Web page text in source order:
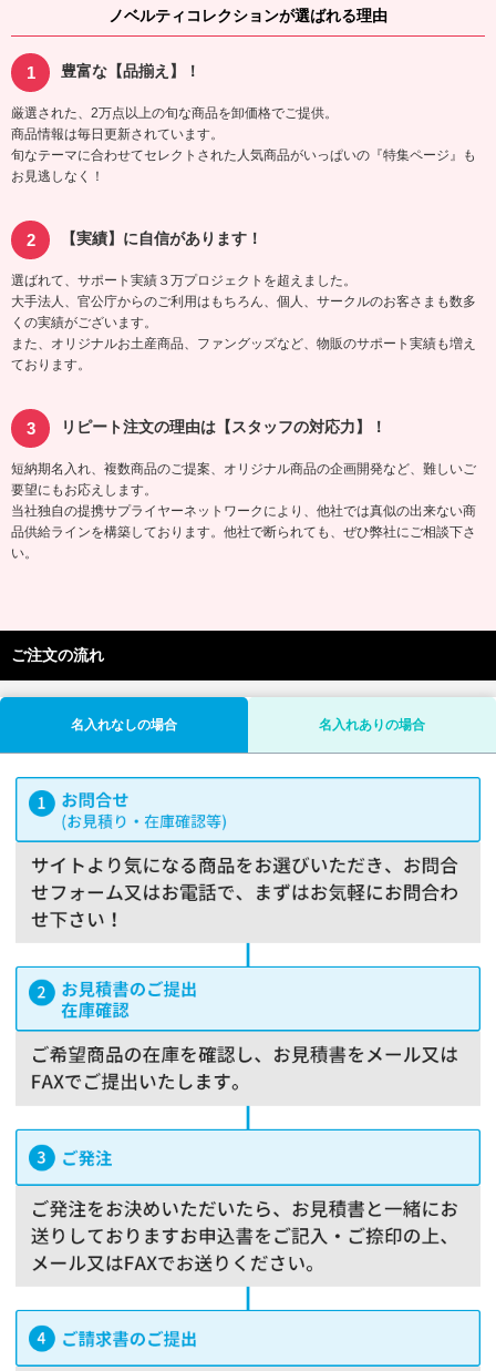
ノベルティコレクションが選ばれる理由
豊富な【品揃え】！
厳選された、2万点以上の旬な商品を卸価格でご提供。
商品情報は毎日更新されています。
旬なテーマに合わせてセレクトされた人気商品がいっぱいの『特集ページ』も
お見逃しなく！
【実績】に自信があります！
選ばれて、サポート実績３万プロジェクトを超えました。
大手法人、官公庁からのご利用はもちろん、個人、サークルのお客さまも数多
くの実績がございます。
また、オリジナルお土産商品、ファングッズなど、物販のサポート実績も増え
ております。
リピート注文の理由は【スタッフの対応力】！
短納期名入れ、複数商品のご提案、オリジナル商品の企画開発など、難しいご
要望にもお応えします。
当社独自の提携サプライヤーネットワークにより、他社では真似の出来ない商
品供給ラインを構築しております。他社で断られても、ぜひ弊社にご相談下さ
い。
ご注文の流れ
名入れなしの場合 名入れありの場合